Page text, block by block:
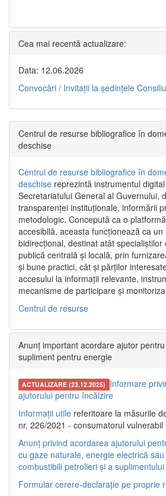
Cea mai recentă actualizare:
Data: 12.06.2026
Convocări / Invitaţii la şedinţele
Centrul de resurse bibliografice în
deschise
Centrul de resurse bibliografice în
deschise reprezintă instrumentul
Secretariatului General al Guvernului,
transparenței instituționale, informării
metodologic. Concepută ca o
accesibilă, aceasta funcționează ca
bidirecțional, destinat atât specialiștilor
publică centrală și locală, prin
și bune practici, cât și părților
accesului la informații relevante,
mecanisme de participare și
Centrul de resurse
Anunț important acordare ajutor
supliment pentru energie
ACTUALIZARE (23.12.2025) Informare
ajutorului pentru încălzire
Informații utile referitoare la măsurile
nr. 226/2021 - consumatorul vulnerabil
Anunț privind acordarea ajutorului
cu gaze naturale, energie electrică
combustibili petrolieri și a
Formular cerere-declarație pe proprie